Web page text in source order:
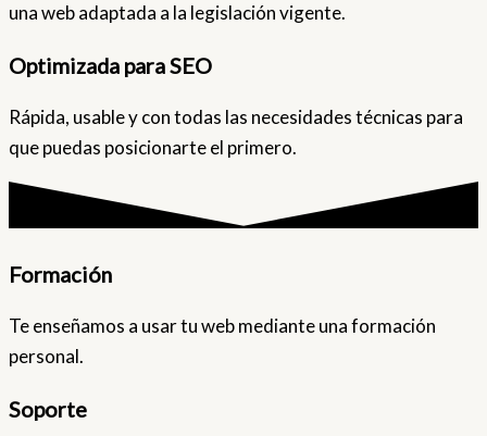
una web adaptada a la legislación vigente.
Optimizada para SEO
Rápida, usable y con todas las necesidades técnicas para
que puedas posicionarte el primero.
Formación
Te enseñamos a usar tu web mediante una formación
personal.
Soporte